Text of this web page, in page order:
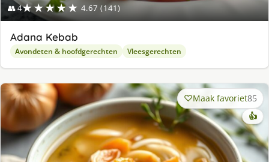
👥 4★★★★★ 4.67 (141)
Adana Kebab
Avondeten & hoofdgerechten Vleesgerechten
Maak favoriet85
👍